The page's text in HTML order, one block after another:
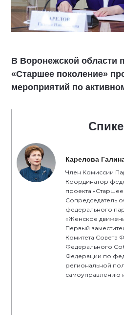
В Воронежской области
«Старшее поколение»
мероприятий по
Карелова
Член Комиссии
Координатор
проекта
Сопредседатель
федерального
«Женское
Первый
Комитета Совета
Федерального
Федерации по
региональной
самоуправлению